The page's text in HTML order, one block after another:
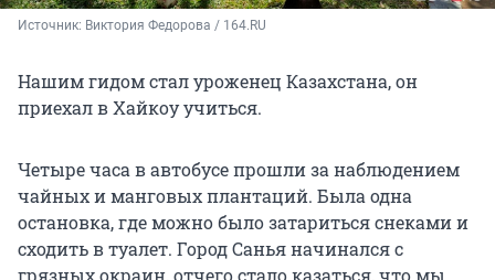
Источник: Виктория Федорова / 164.RU
Нашим гидом стал уроженец Казахстана, он
приехал в Хайкоу учиться.
Четыре часа в автобусе прошли за наблюдением
чайных и манговых плантаций. Была одна
остановка, где можно было затариться снеками и
сходить в туалет. Город Санья начинался с
грязных окраин, отчего стало казаться, что мы